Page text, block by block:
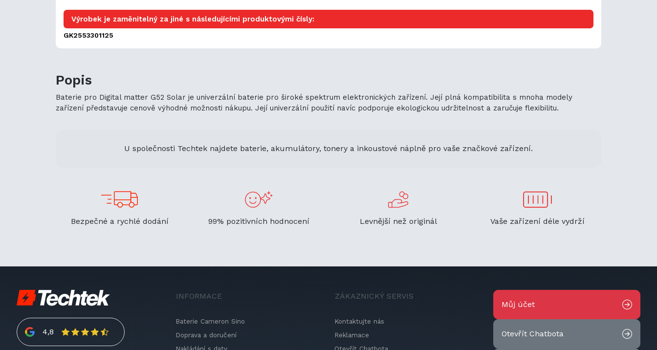
Výrobek je zaměnitelný za jiné s následujícími produktovými čísly:
GK2553301125
Popis
Baterie pro Digital matter G52 Solar je univerzální baterie pro široké spektrum elektronických zařízení. Její plná kompatibilita s mnoha modely
zařízení představuje cenově výhodné možnosti nákupu. Její univerzální použití navíc podporuje ekologickou udržitelnost a zaručuje flexibilitu.
U společnosti Techtek najdete baterie, akumulátory, tonery a inkoustové náplně pro vaše značkové zařízení.
Bezpečné a rychlé dodání 99% pozitivních hodnocení Levnější než originál Vaše zařízení déle vydrží
4,8
INFORMACE
Baterie Cameron Sino
Doprava a doručení
Nakládání s daty
ZÁKAZNICKÝ SERVIS
Kontaktujte nás
Reklamace
Otevřít Chatbota
Můj účet
Otevřít Chatbota